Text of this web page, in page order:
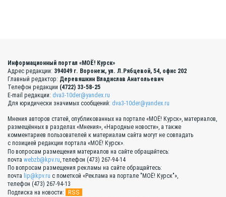
Информационный портал «МОЁ! Курск»
Адрес редакции: 394049 г. Воронеж, ул. Л.Рябцевой, 54, офис 202
Главный редактор: Деревяшкин Владислав Анатольевич
Телефон редакции (4722) 33-58-25
E-mail редакции: dva3-10der@yandex.ru
Для юридически значимых сообщений: dva3-10der@yandex.ru
Мнения авторов статей, опубликованных на портале «МОЁ! Курск», материалов,
размещённых в разделах «Мнения», «Народные новости», а также
комментариев пользователей к материалам сайта могут не совпадать
с позицией редакции портала «МОЁ! Курск».
По вопросам размещения материалов на сайте обращайтесь:
почта webzb@kpv.ru, телефон (473) 267-94-14
По вопросам размещения рекламы на сайте обращайтесь:
почта lip@kpv.ru с пометкой «Реклама на портале "МОЁ! Курск"»,
телефон (473) 267-94-13
Подписка на новости:
RSS